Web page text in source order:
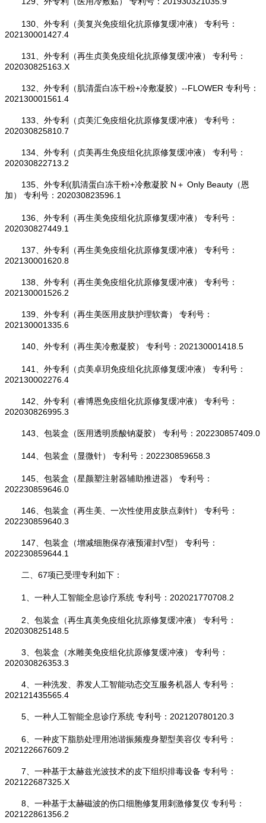
130、外专利（美复兴免疫组化抗原修复缓冲液） 专利号：
202130001427.4
131、外专利（再生贞美免疫组化抗原修复缓冲液） 专利号：
202030825163.X
132、外专利（肌清蛋白冻干粉+冷敷凝胶）--FLOWER 专利号：
202130001561.4
133、外专利（贞美汇免疫组化抗原修复缓冲液） 专利号：
202030825810.7
134、外专利（贞美再生免疫组化抗原修复缓冲液） 专利号：
202030822713.2
135、外专利(肌清蛋白冻干粉+冷敷凝胶 N＋ Only Beauty（恩
加） 专利号：202030823596.1
136、外专利（再生美免疫组化抗原修复缓冲液） 专利号：
202030827449.1
137、外专利（再生美免疫组化抗原修复缓冲液） 专利号：
202130001620.8
138、外专利（再生美免疫组化抗原修复缓冲液） 专利号：
202130001526.2
139、外专利（再生美医用皮肤护理软膏） 专利号：
202130001335.6
140、外专利（再生美冷敷凝胶） 专利号：202130001418.5
141、外专利（贞美卓玥免疫组化抗原修复缓冲液） 专利号：
202130002276.4
142、外专利（睿博恩免疫组化抗原修复缓冲液） 专利号：
202030826995.3
143、包装盒（医用透明质酸钠凝胶） 专利号：202230857409.0
144、包装盒（显微针） 专利号：202230859658.3
145、包装盒（星颜塑注射器辅助推进器） 专利号：
202230859646.0
146、包装盒（再生美、一次性使用皮肤点刺针） 专利号：
202230859640.3
147、包装盒（增减细胞保存液预灌封V型） 专利号：
202230859644.1
二、67项已受理专利如下：
1、一种人工智能全息诊疗系统 专利号：202021770708.2
2、包装盒（再生真美免疫组化抗原修复缓冲液） 专利号：
202030825148.5
3、包装盒（水雕美免疫组化抗原修复缓冲液） 专利号：
202030826353.3
4、一种洗发、养发人工智能动态交互服务机器人 专利号：
202121435565.4
5、一种人工智能全息诊疗系统 专利号：202120780120.3
6、一种皮下脂肪处理用池谐振频瘦身塑型美容仪 专利号：
202122667609.2
7、一种基于太赫兹光波技术的皮下组织排毒设备 专利号：
202122687325.X
8、一种基于太赫磁波的伤口细胞修复用刺激修复仪 专利号：
202122861356.2